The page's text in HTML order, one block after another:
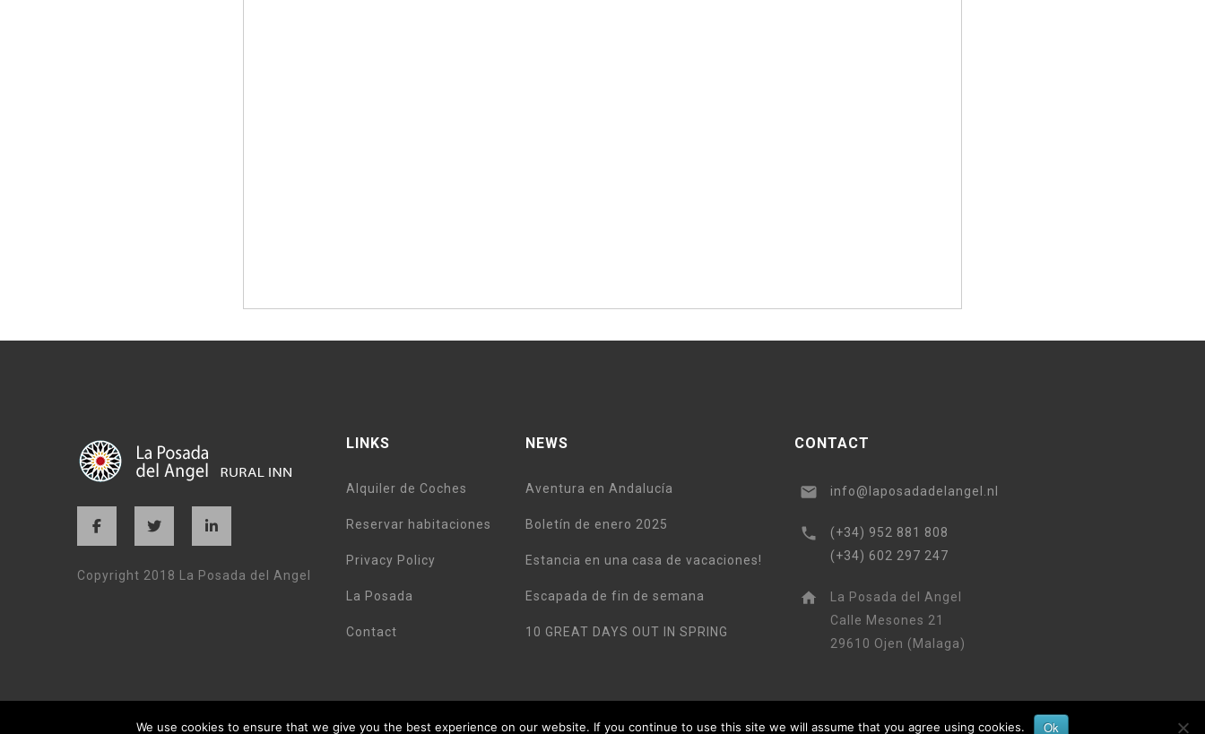
Copyright 2018 La Posada del Angel
LINKS
Alquiler de Coches
Reservar habitaciones
Privacy Policy
La Posada
Contact
NEWS
Aventura en Andalucía
Boletín de enero 2025
Estancia en una casa de vacaciones!
Escapada de fin de semana
10 GREAT DAYS OUT IN SPRING
CONTACT
info@laposadadelangel.nl
(+34) 952 881 808
(+34) 602 297 247
La Posada del Angel
Calle Mesones 21
29610 Ojen (Malaga)
We use cookies to ensure that we give you the best experience on our website. If you continue to use this site we will assume that you agree using cookies. Ok